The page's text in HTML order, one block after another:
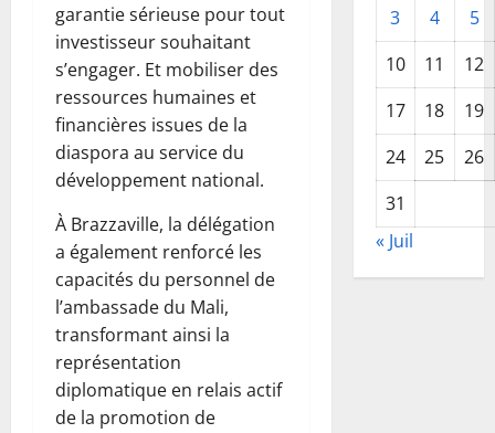
garantie sérieuse pour tout
investisseur souhaitant
s’engager. Et mobiliser des
ressources humaines et
financières issues de la
diaspora au service du
développement national.
À Brazzaville, la délégation
a également renforcé les
capacités du personnel de
l’ambassade du Mali,
transformant ainsi la
représentation
diplomatique en relais actif
de la promotion de
3 4
5
10
11
12
17
18
19
24
25
26
31
« Juil